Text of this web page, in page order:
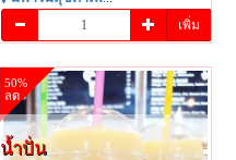
เพิ่ม
50%
ลด
น้ำปั่น